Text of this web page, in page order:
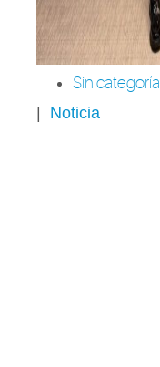
Sin categoría
Noticia